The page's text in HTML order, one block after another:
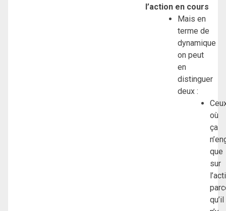
l’action en cours
Mais en
terme de
dynamique
on peut
en
distinguer
deux :
où
ça
que
sur
qu’il